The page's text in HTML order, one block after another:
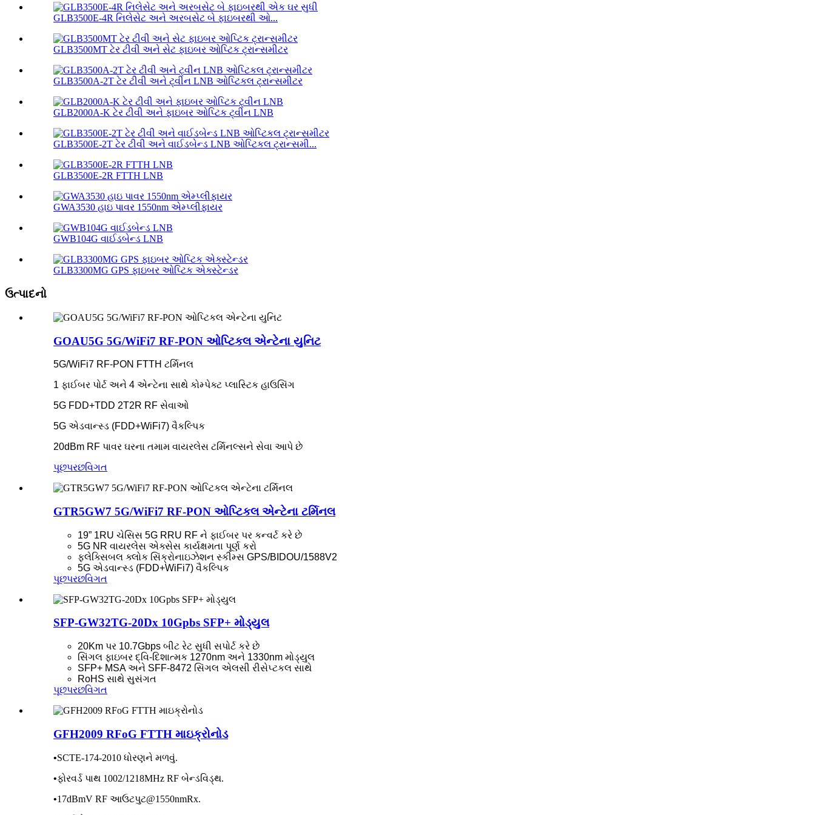
GLB3500E-4R નિલેસેટ અને અરબસેટ બે ફાઇબરથી ઓ...
GLB3500MT ટેર ટીવી અને સેટ ફાઇબર ઓપ્ટિક ટ્રાન્સમીટર
GLB3500A-2T ટેર ટીવી અને ટ્વીન LNB ઓપ્ટિકલ ટ્રાન્સમીટર
GLB2000A-K ટેર ટીવી અને ફાઇબર ઓપ્ટિક ટ્વીન LNB
GLB3500E-2T ટેર ટીવી અને વાઈડબેન્ડ LNB ઓપ્ટિકલ ટ્રાન્સમી...
GLB3500E-2R FTTH LNB
GWA3530 હાઇ પાવર 1550nm એમ્પ્લીફાયર
GWB104G વાઈડબેન્ડ LNB
GLB3300MG GPS ફાઇબર ઓપ્ટિક એક્સ્ટેન્ડર
ઉત્પાદનો
GOAU5G 5G/WiFi7 RF-PON ઓપ્ટિકલ એન્ટેના યુનિટ
5G/WiFi7 RF-PON FTTH ટર્મિનલ
1 ફાઈબર પોર્ટ અને 4 એન્ટેના સાથે કોમ્પેક્ટ પ્લાસ્ટિક હાઉસિંગ
5G FDD+TDD 2T2R RF સેવાઓ
5G એડવાન્સ્ડ (FDD+WiFi7) વૈકલ્પિક
20dBm RF પાવર ઘરના તમામ વાયરલેસ ટર્મિનલ્સને સેવા આપે છે
પૂછપરછવિગત
GTR5GW7 5G/WiFi7 RF-PON ઓપ્ટિકલ એન્ટેના ટર્મિનલ
19” 1RU ચેસિસ 5G RRU RF ને ફાઈબર પર કન્વર્ટ કરે છે
5G NR વાયરલેસ એક્સેસ કાર્યક્ષમતા પૂર્ણ કરો
ફ્લેક્સિબલ ક્લોક સિંક્રોનાઇઝેશન સ્કીમ્સ GPS/BIDOU/1588V2
5G એડવાન્સ્ડ (FDD+WiFi7) વૈકલ્પિક
પૂછપરછવિગત
SFP-GW32TG-20Dx 10Gpbs SFP+ મોડ્યુલ
20Km પર 10.7Gbps બીટ રેટ સુધી સપોર્ટ કરે છે
સિંગલ ફાઇબર દ્વિ-દિશાત્મક 1270nm અને 1330nm મોડ્યુલ
SFP+ MSA અને SFF-8472 સિંગલ એલસી રીસેપ્ટકલ સાથે
RoHS સાથે સુસંગત
પૂછપરછવિગત
GFH2009 RFoG FTTH માઇક્રોનોડ
•SCTE-174-2010 ધોરણને મળવું.
•ફોરવર્ડ પાથ 1002/1218MHz RF બેન્ડવિડ્થ.
•17dBmV RF આઉટપુટ@1550nmRx.